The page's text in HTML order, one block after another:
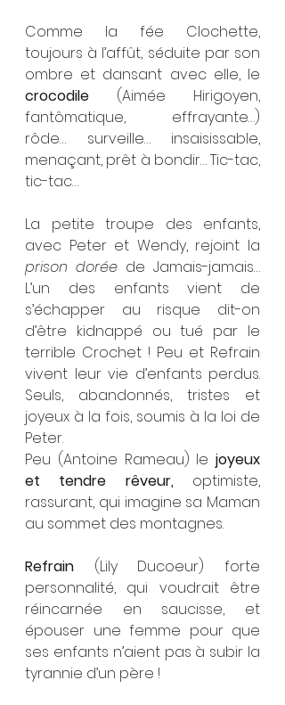
Comme la fée Clochette,
toujours à l’affût, séduite par son
crocodile (Aimée Hirigoyen,
fantômatique, effrayante…)
rôde… surveille… insaisissable,
menaçant, prêt à bondir… Tic-tac,
tic-tac…
La petite troupe des enfants,
prison dorée de Jamais-jamais…
L’un des enfants vient de
s’échapper au risque dit-on
d’être kidnappé ou tué par le
terrible Crochet ! Peu et Refrain
vivent leur vie d’enfants perdus.
Seuls, abandonnés, tristes et
joyeux à la fois, soumis à la loi de
Peter.
Peu (Antoine Rameau) le joyeux
et tendre rêveur, optimiste,
rassurant, qui imagine sa Maman
au sommet des montagnes.
Refrain (Lily Ducoeur) forte
personnalité, qui voudrait être
réincarnée en saucisse, et
épouser une femme pour que
ses enfants n’aient pas à subir la
tyrannie d’un père !